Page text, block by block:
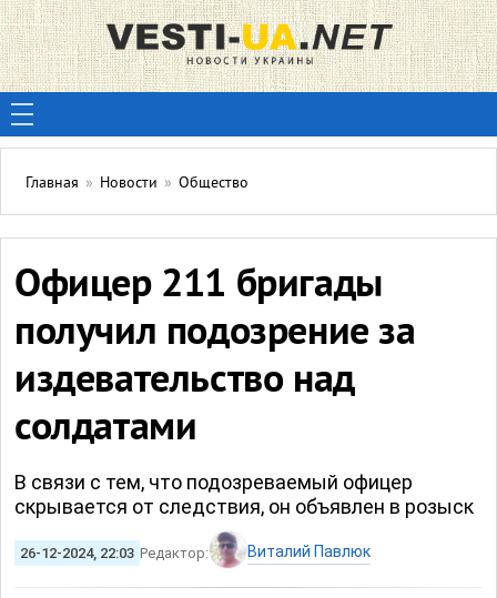
Главная » Новости » Общество
Офицер 211 бригады
получил подозрение за
издевательство над
солдатами
В связи с тем, что подозреваемый офицер
скрывается от следствия, он объявлен в розыск
26-12-2024, 22:03 Редактор: Виталий Павлюк